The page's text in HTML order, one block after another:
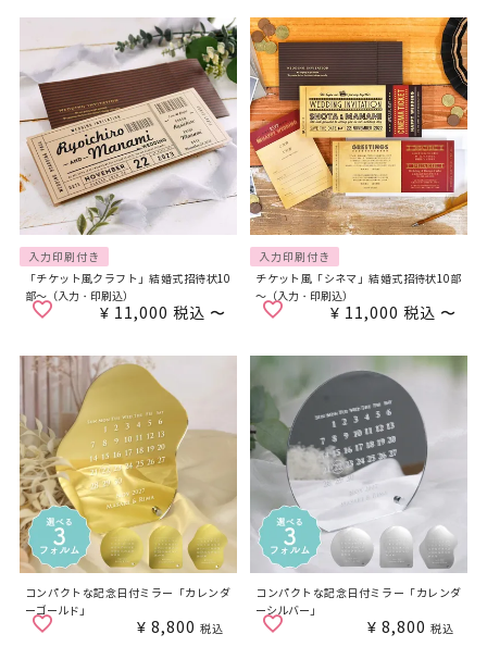
入力印刷付き
「チケット風クラフト」結婚式招待状10
部～（入力・印刷込）
¥ 11,000 税込 〜
入力印刷付き
チケット風「シネマ」結婚式招待状10部
～（入力・印刷込）
¥ 11,000 税込 〜
コンパクトな記念日付ミラー「カレンダ
ーゴールド」
¥ 8,800 税込
コンパクトな記念日付ミラー「カレンダ
ーシルバー」
¥ 8,800 税込